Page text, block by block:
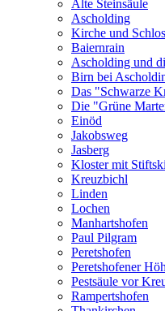
Alte Steinsäule
Ascholding
Kirche und
Baiernrain
Ascholding und
Birn bei
Das "Schwarze
Die "Grüne
Einöd
Jakobsweg
Jasberg
Kloster mit
Kreuzbichl
Linden
Lochen
Manhartshofen
Paul Pilgram
Peretshofen
Peretshofener
Pestsäule vor
Rampertshofen